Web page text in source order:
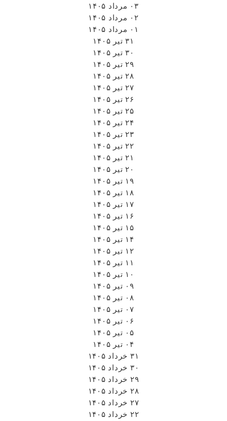
۰۳ مرداد ۱۴۰۵
۰۲ مرداد ۱۴۰۵
۰۱ مرداد ۱۴۰۵
۳۱ تیر ۱۴۰۵
۳۰ تیر ۱۴۰۵
۲۹ تیر ۱۴۰۵
۲۸ تیر ۱۴۰۵
۲۷ تیر ۱۴۰۵
۲۶ تیر ۱۴۰۵
۲۵ تیر ۱۴۰۵
۲۴ تیر ۱۴۰۵
۲۳ تیر ۱۴۰۵
۲۲ تیر ۱۴۰۵
۲۱ تیر ۱۴۰۵
۲۰ تیر ۱۴۰۵
۱۹ تیر ۱۴۰۵
۱۸ تیر ۱۴۰۵
۱۷ تیر ۱۴۰۵
۱۶ تیر ۱۴۰۵
۱۵ تیر ۱۴۰۵
۱۴ تیر ۱۴۰۵
۱۲ تیر ۱۴۰۵
۱۱ تیر ۱۴۰۵
۱۰ تیر ۱۴۰۵
۰۹ تیر ۱۴۰۵
۰۸ تیر ۱۴۰۵
۰۷ تیر ۱۴۰۵
۰۶ تیر ۱۴۰۵
۰۵ تیر ۱۴۰۵
۰۴ تیر ۱۴۰۵
۳۱ خرداد ۱۴۰۵
۳۰ خرداد ۱۴۰۵
۲۹ خرداد ۱۴۰۵
۲۸ خرداد ۱۴۰۵
۲۷ خرداد ۱۴۰۵
۲۲ خرداد ۱۴۰۵